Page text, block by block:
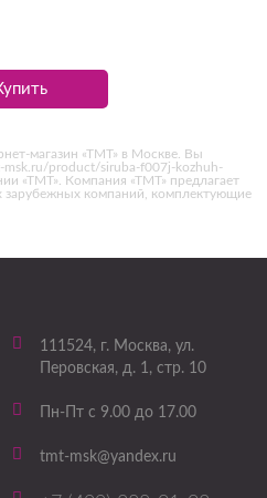
магазин «ТМТ» в Москве. Вы
msk.ru/product/siruba-f007j-kozhuh-
«ТМТ». Компания «ТМТ» предлагает
зарубежных компаний, комплектующие
111524, г. Москва, ул.
Перовская, д. 1, стр. 10
Пн-Пт с 9.00 до 17.00
tmt-msk@yandex.ru